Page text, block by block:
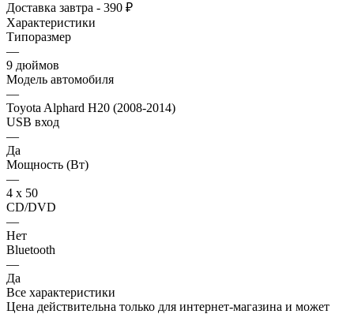
Доставка завтра - 390 ₽
Характеристики
Типоразмер
—
9 дюймов
Модель автомобиля
—
Toyota Alphard H20 (2008-2014)
USB вход
—
Да
Мощность (Вт)
—
4 х 50
CD/DVD
—
Нет
Bluetooth
—
Да
Все характеристики
Цена действительна только для интернет-магазина и может